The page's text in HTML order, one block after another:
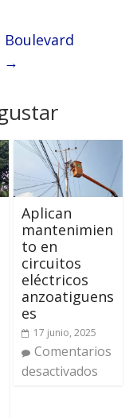
→
Aplican
mantenimien
to en
circuitos
eléctricos
anzoatiguens
es
17 junio, 2025
Comentarios
desactivados